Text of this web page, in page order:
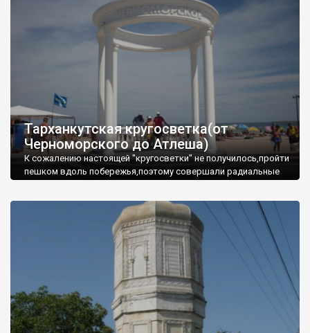
Тарханкутская кругосветка(от
Черноморского до Атлеша)
К сожалению настоящей "кругосветки" не получилось,пройти
пешком вдоль побережья,поэтому совершали радиальные